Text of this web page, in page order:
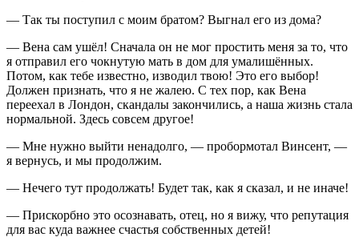
— Так ты поступил с моим братом? Выгнал его из дома?
— Вена сам ушёл! Сначала он не мог простить меня за то, что
я отправил его чокнутую мать в дом для умалишённых.
Потом, как тебе известно, изводил твою! Это его выбор!
Должен признать, что я не жалею. С тех пор, как Вена
переехал в Лондон, скандалы закончились, а наша жизнь стала
нормальной. Здесь совсем другое!
— Мне нужно выйти ненадолго, — пробормотал Винсент, —
я вернусь, и мы продолжим.
— Нечего тут продолжать! Будет так, как я сказал, и не иначе!
— Прискорбно это осознавать, отец, но я вижу, что репутация
для вас куда важнее счастья собственных детей!